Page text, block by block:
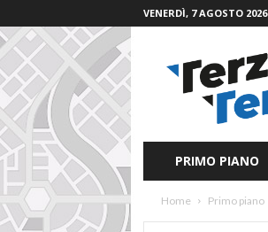
VENERDÌ, 7 AGOSTO 2026
PRIMO PIANO
Home Primo piano